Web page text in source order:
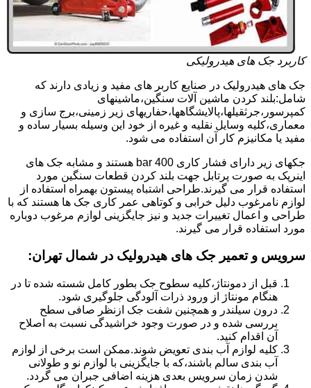
کاربرد جک های هیدرولیکی
جک های هیدرولیک در صنایع کاربر های مفید و زیادی دارند که
شامل:بلند کردن ماشین آلات سنگین،ماشینهای
کمپرسور،جرثقیلها،پالایشگاهها،حفاریهای زیر زمینی،برج سازی و
معماری،کلیه وسایل نقلیه و غیره از خود این وسیله بسیار ساده و
مفید یا مکانیزم کار آن استفاده می شود.
جکهای زیر دارای فشار کاری 400 bar هستند و مشابه جک های
اینرپک به صورت پرتابل جهت بلند کردن قطعات سنگین مورد
استفاده قرار می گیرند.طراحی اشتباه پیستون بهمراه استفاده از
لوازم نامرغوب دلیل خرابی و کوتاهی عمر کاری جک ها هستند که با
طراحی و اعمال تغییرات جدید و نیز جایگزینی لوازم مرغوب دوباره
مورد استفاده قرار می گیرند.
سرویس و تعمیر جک های هیدرولیک در شمال تهران:
قبل از دمونتاژ،کلیه سطوح جک بطور کامل شسته شده تا در
هنگام مونتاژ از ورود ذرات آلودگی جلوگیری شود.
درون سیلندر و همچنین شفت جک ازنظر صافی سطح
بررسی شده و در صورت وجود خراشیدگی نسبت به اصلاح
آن اقدام کنید.
کلیه لوازم آب بندی تعویض شوند.ممکن است برخی از لوازم
آب بندی سالم باشند،که با جایگزینی با لوازم نو و طولانی
شدن زمان سرویس بعدی هزینه اضافی جبران می گردد.